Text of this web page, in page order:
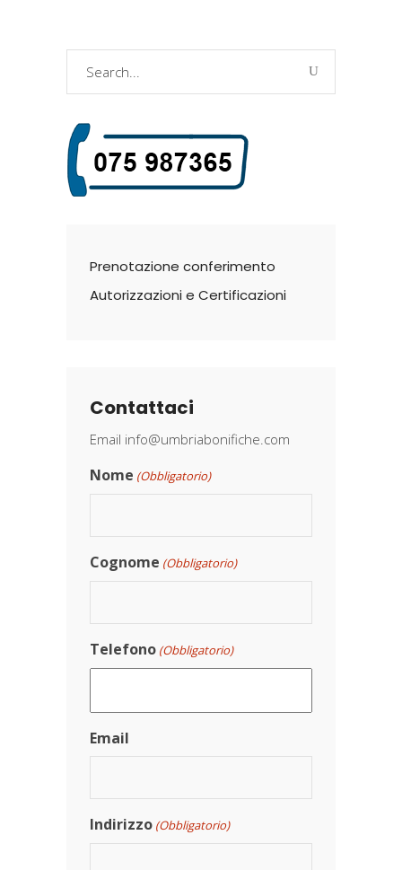
Prenotazione conferimento
Autorizzazioni e Certificazioni
Contattaci
Email info@umbriabonifiche.com
Nome (Obbligatorio)
Cognome (Obbligatorio)
Telefono (Obbligatorio)
Email
Indirizzo (Obbligatorio)